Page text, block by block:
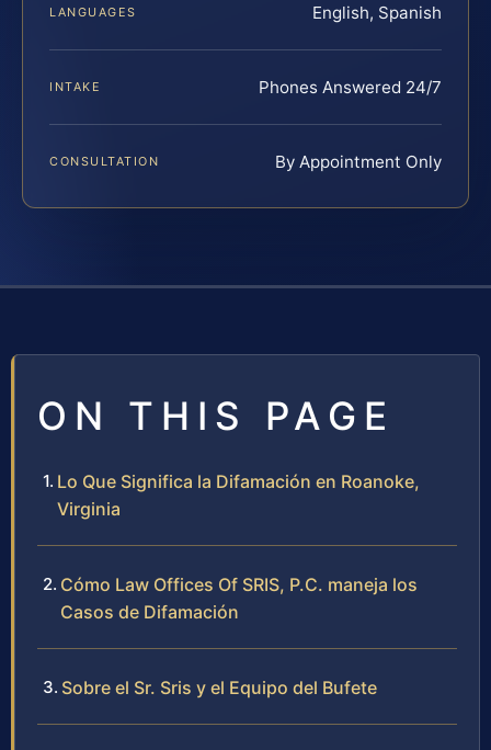
LANGUAGES English, Spanish
INTAKE Phones Answered 24/7
CONSULTATION By Appointment Only
ON THIS PAGE
Lo Que Significa la Difamación en Roanoke,
Virginia
Cómo Law Offices Of SRIS, P.C. maneja los
Casos de Difamación
Sobre el Sr. Sris y el Equipo del Bufete